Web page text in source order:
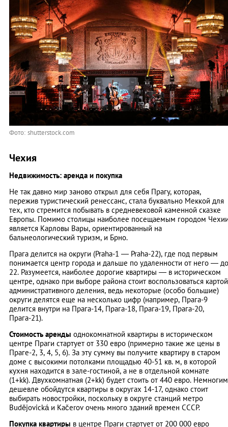
Фото: shutterstock.com
Чехия
Недвижимость: аренда и покупка
Не так давно мир заново открыл для себя Прагу, которая,
пережив туристический ренессанс, стала буквально Меккой для
тех, кто стремится побывать в средневековой каменной сказке
Европы. Помимо столицы наиболее посещаемым городом
является Карловы Вары, ориентированный на
бальнеологический туризм, и Брно.
Прага делится на округи (Praha-1 — Praha-22), где под первым
понимается центр города и дальше по удаленности от него — до
22. Разумеется, наиболее дорогие квартиры — в историческом
центре, однако при выборе района стоит воспользоваться картой
административного деления, ведь некоторые (особо большие)
округи делятся еще на несколько цифр (например, Прага-9
делится внутри на Прага-14, Прага-18, Прага-19, Прага-20,
Прага-21).
Стоимость аренды однокомнатной квартиры в историческом
центре Праги стартует от 330 евро (примерно такие же цены в
Праге-2, 3, 4, 5, 6). За эту сумму вы получите квартиру в старом
доме с высокими потолками площадью 40-51 кв. м, в которой
кухня находится в зале-гостиной, а не в отдельной комнате
(1+kk). Двухкомнатная (2+kk) будет стоить от 440 евро. Немногим
дешевле обойдутся квартиры в округах 14-17, однако стоит
выбирать новостройки, поскольку в округе станций метро
Budějovická и Kačerov очень много зданий времен СССР.
Покупка квартиры в центре Праги стартует от 200 000 евро